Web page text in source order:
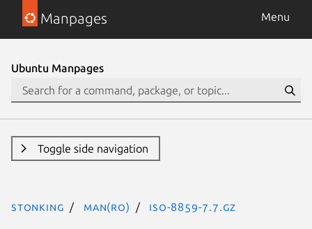
Manpages Menu
Ubuntu Manpages
Toggle side navigation
stonking man(ro) iso-8859-7.7.gz